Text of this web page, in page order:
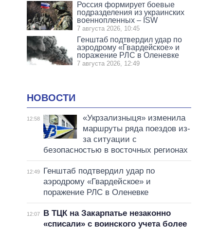
Россия формирует боевые
подразделения из украинских
военнопленных – ISW
7 августа 2026, 10:45
Генштаб подтвердил удар по
аэродрому «Гвардейское» и
поражение РЛС в Оленевке
7 августа 2026, 12:49
НОВОСТИ
12:58
«Укрзализныця» изменила
маршруты ряда поездов из-
за ситуации с
безопасностью в восточных регионах
12:49
Генштаб подтвердил удар по
аэродрому «Гвардейское» и
поражение РЛС в Оленевке
12:07
В ТЦК на Закарпатье незаконно
«списали» с воинского учета более